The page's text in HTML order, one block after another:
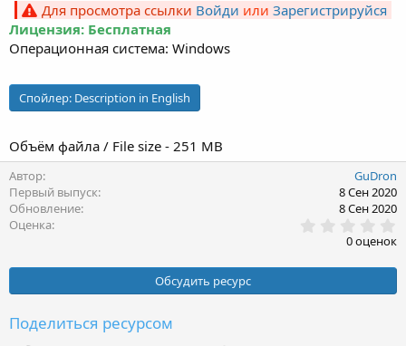
Для просмотра ссылки Войди или Зарегистрируйся
Лицензия: Бесплатная
Операционная система: Windows
Спойлер: Description in English
Объём файла / File size - 251 MB
Автор
GuDron
Первый выпуск
8 Сен 2020
Обновление
8 Сен 2020
Оценка
.
0
0
в
0 оценок
Обсудить ресурс
Поделиться ресурсом